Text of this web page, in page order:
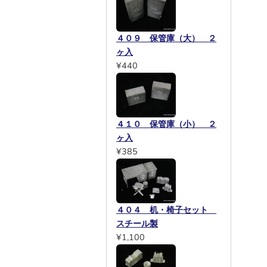
４０９ 保管庫（大） ２
ヶ入
¥440
４１０ 保管庫（小） ２
ヶ入
¥385
４０４ 机・椅子セット
スチール製
¥1,100